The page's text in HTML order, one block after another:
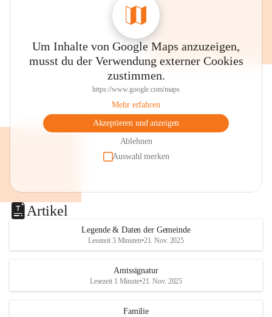
Um Inhalte von Google Maps anzuzeigen,
musst du der Verwendung externer Cookies
zustimmen.
https://www.google.com/maps
Mehr erfahren
Akzeptieren und anzeigen
Ablehnen
Auswahl merken
Artikel
Legende & Daten der Gemeinde
Lesezeit 3 Minuten•21. Nov. 2025
Amtssignatur
Lesezeit 1 Minute•21. Nov. 2025
Familie